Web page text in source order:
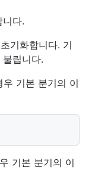
다.
기화합니다. 기
불립니다.
기본 분기의 이
기본 분기의 이